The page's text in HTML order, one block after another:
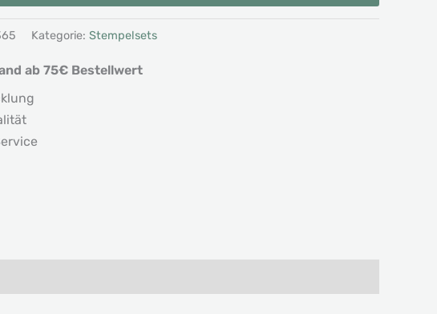
Kategorie: Stempelsets
ab 75€ Bestellwert